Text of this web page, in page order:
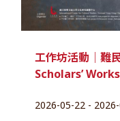
工作坊活動｜難
Scholars’
2026-05-22 -